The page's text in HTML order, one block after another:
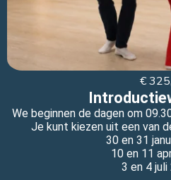
€
We beginnen de dagen om
Je kunt kiezen uit een van
30 en 31
10 en 11
3 en 4 juli